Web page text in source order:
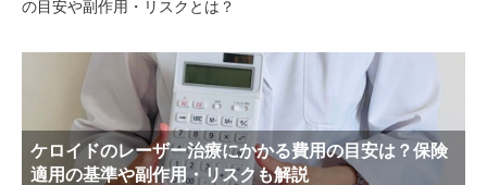
の目安や副作用・リスクとは？
ケロイドのレーザー治療にかかる費用の目安は？保険
適用の基準や副作用・リスクも解説